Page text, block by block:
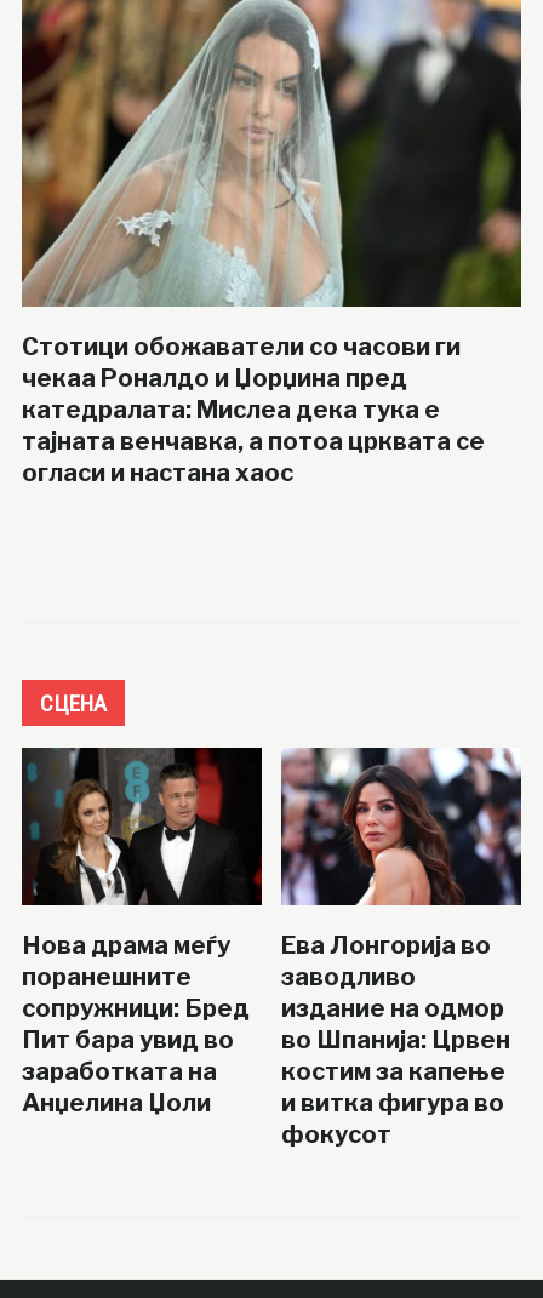
Стотици обожаватели со часови ги
чекаа Роналдо и Џорџина пред
катедралата: Мислеа дека тука е
тајната венчавка, а потоа црквата се
огласи и настана хаос
СЦЕНА
Нова драма меѓу
поранешните
сопружници: Бред
Пит бара увид во
заработката на
Анџелина Џоли
Ева Лонгорија во
заводливо
издание на одмор
во Шпанија: Црвен
костим за капење
и витка фигура во
фокусот